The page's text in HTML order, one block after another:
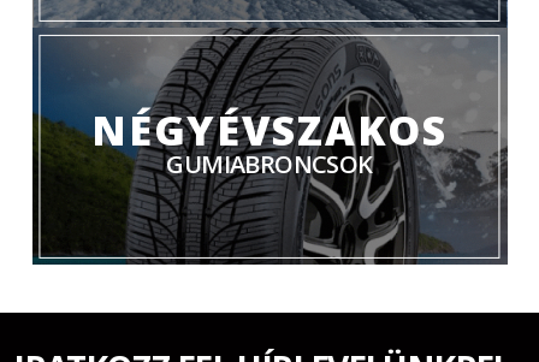
NÉGYÉVSZAKOS
GUMIABRONCSOK